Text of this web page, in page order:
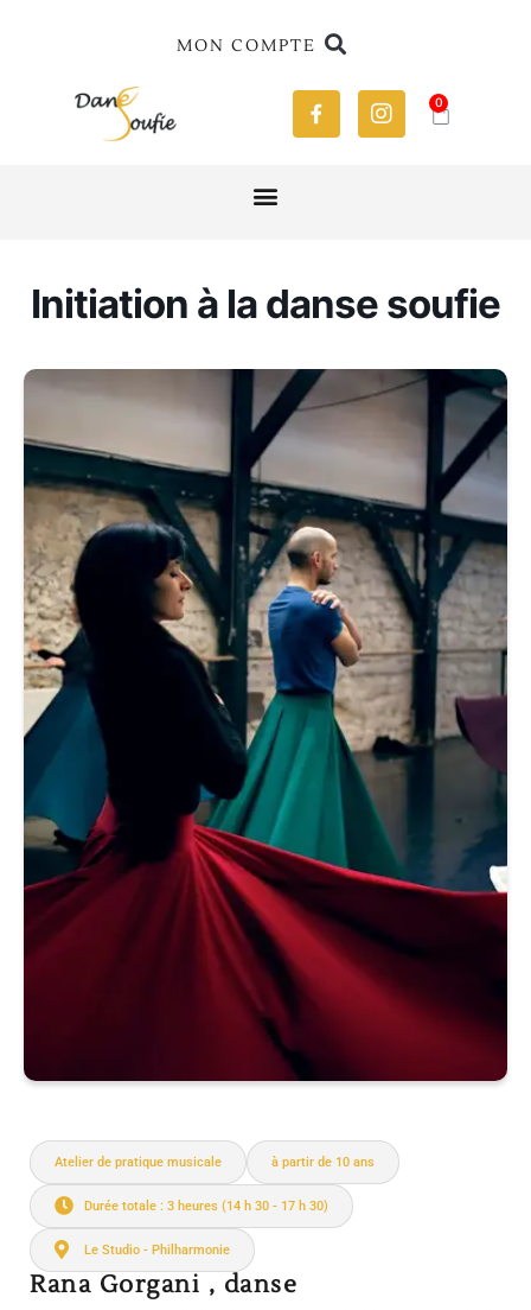
MON COMPTE
0
Initiation à la danse soufie
Atelier de pratique musicale à partir de 10 ans
Durée totale : 3 heures (14 h 30 - 17 h 30)
Le Studio - Philharmonie
Rana Gorgani , danse